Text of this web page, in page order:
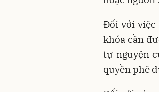
Đối với việc
khóa cần
tự nguyện
quyền phê